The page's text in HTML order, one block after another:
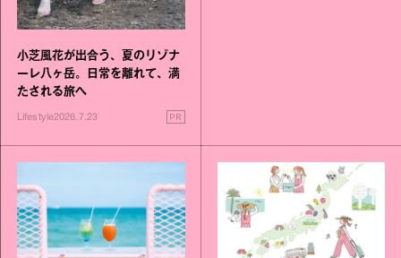
小芝風花が出合う、夏のリゾナ
ーレ八ヶ岳。日常を離れて、満
たされる旅へ
Lifestyle2026.7.23 PR